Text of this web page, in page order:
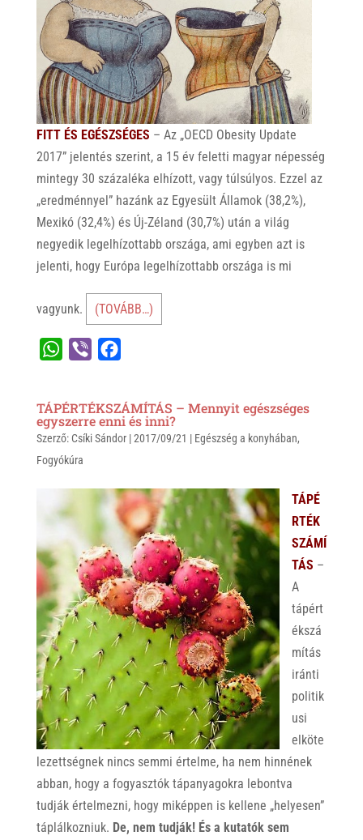
FITT ÉS EGÉSZSÉGES – Az „OECD Obesity Update
2017” jelentés szerint, a 15 év feletti magyar népesség
mintegy 30 százaléka elhízott, vagy túlsúlyos. Ezzel az
„eredménnyel” hazánk az Egyesült Államok (38,2%),
Mexikó (32,4%) és Új-Zéland (30,7%) után a világ
negyedik legelhízottabb országa, ami egyben azt is
jelenti, hogy Európa legelhízottabb országa is mi
vagyunk. (TOVÁBB…)
t
s
A
p
e
r
e
b
k
TÁPÉRTÉKSZÁMÍTÁS – Mennyit egészséges
egyszerre enni és inni?
Szerző: Csíki Sándor|2017/09/21 | Egészség a konyhában,
Fogyókúra
TÁPÉ
RTÉK
SZÁMÍ
TÁS –
A
tápért
ékszá
mítás
iránti
politik
usi
elköte
lezettségnek nincs semmi értelme, ha nem hinnének
abban, hogy a fogyasztók tápanyagokra lebontva
tudják értelmezni, hogy miképpen is kellene „helyesen”
táplálkozniuk. De, nem tudják! És a kutatók sem